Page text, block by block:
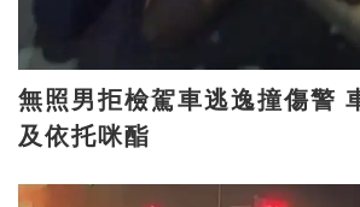
無照男拒檢駕車逃逸撞傷警 車內起出安毒
及依托咪酯